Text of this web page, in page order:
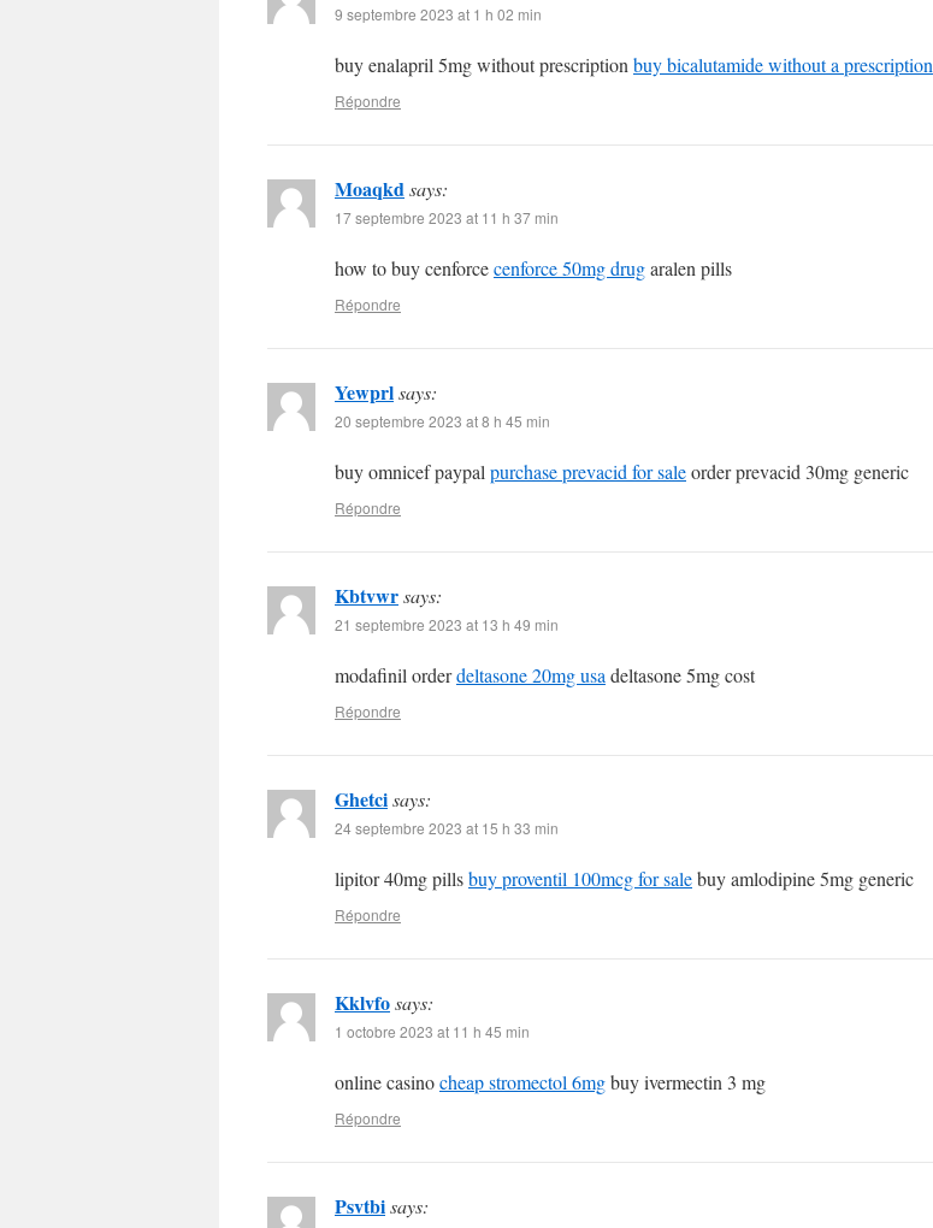
9 septembre 2023 at 1 h 02 min
buy enalapril 5mg without prescription buy bicalutamide without a prescription
Répondre
Moaqkdsays:
17 septembre 2023 at 11 h 37 min
how to buy cenforcecenforce 50mg drugaralen pills
Répondre
Yewprlsays:
20 septembre 2023 at 8 h 45 min
buy omnicef paypal purchase prevacid for saleorder prevacid 30mg generic
Répondre
Kbtvwrsays:
21 septembre 2023 at 13 h 49 min
modafinil orderdeltasone 20mg usa deltasone 5mg cost
Répondre
Ghetcisays:
24 septembre 2023 at 15 h 33 min
lipitor 40mg pillsbuy proventil 100mcg for salebuy amlodipine 5mg generic
Répondre
Kklvfosays:
1 octobre 2023 at 11 h 45 min
online casinocheap stromectol 6mgbuy ivermectin 3 mg
Répondre
Psvtbisays: